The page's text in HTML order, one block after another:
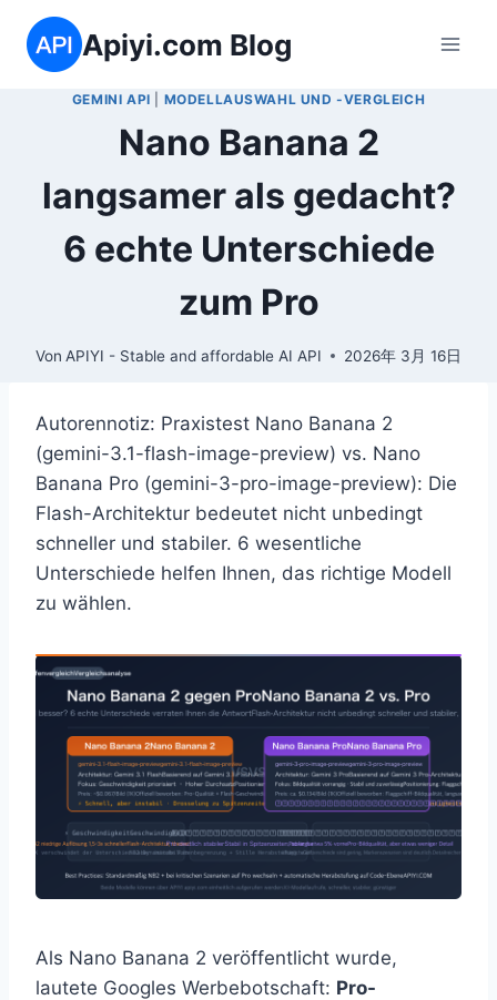
Inhalt
springen
Apiyi.com Blog
GEMINI API MODELLAUSWAHL UND -VERGLEICH
Nano Banana 2
langsamer als gedacht?
6 echte Unterschiede
zum Pro
Von APIYI - Stable and affordable AI API 2026年 3月 16日
Autorennotiz: Praxistest Nano Banana 2
(gemini-3.1-flash-image-preview) vs. Nano
Banana Pro (gemini-3-pro-image-preview): Die
Flash-Architektur bedeutet nicht unbedingt
schneller und stabiler. 6 wesentliche
Unterschiede helfen Ihnen, das richtige Modell
zu wählen.
Als Nano Banana 2 veröffentlicht wurde,
lautete Googles Werbebotschaft: Pro-